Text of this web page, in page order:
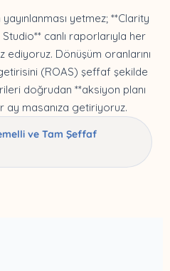
yetmez; **Clarity
Studio** canlı raporlarıyla her
ediyoruz. Dönüşüm oranlarını
(ROAS) şeffaf şekilde
doğrudan **aksiyon planı
ay masanıza getiriyoruz.
ve Tam Şeffaf